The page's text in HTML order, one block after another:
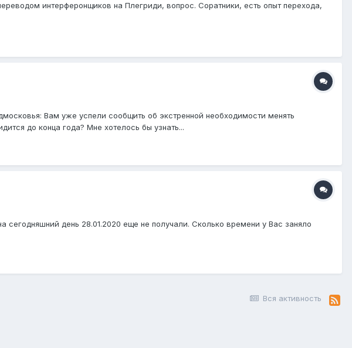
интерферонщиков на Плегриди, вопрос. Соратники, есть опыт перехода,
Вам уже успели сообщить об экстренной необходимости менять
до конца года? Мне хотелось бы узнать...
день 28.01.2020 еще не получали. Сколько времени у Вас заняло
Вся активность